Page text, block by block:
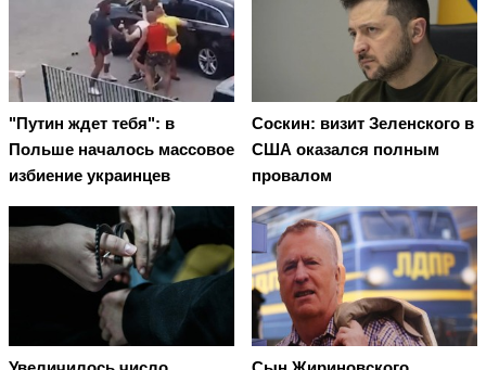
"Путин ждет тебя": в
Польше началось массовое
избиение украинцев
Соскин: визит Зеленского в
США оказался полным
провалом